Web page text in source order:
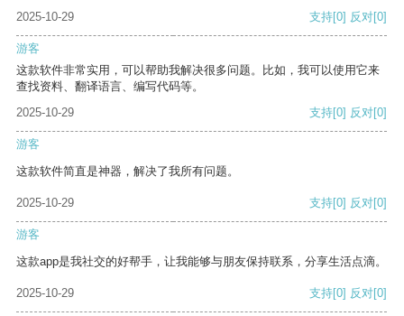
2025-10-29
支持[0] 反对[0]
游客
这款软件非常实用，可以帮助我解决很多问题。比如，我可以使用它来
查找资料、翻译语言、编写代码等。
2025-10-29
支持[0] 反对[0]
游客
这款软件简直是神器，解决了我所有问题。
2025-10-29 支持[0] 反对[0]
游客
这款app是我社交的好帮手，让我能够与朋友保持联系，分享生活点滴。
2025-10-29 支持[0] 反对[0]